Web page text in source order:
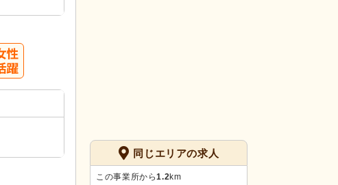
同じエリアの求人
この事業所から1.2km